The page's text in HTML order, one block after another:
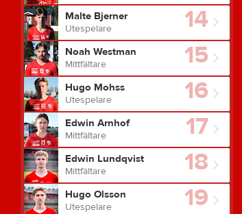
14
Malte Bjerner
Utespelare
15
Noah Westman
Mittfältare
16
Hugo Mohss
Utespelare
17
Edwin Arnhof
Mittfältare
18
Edwin Lundqvist
Mittfältare
19
Hugo Olsson
Utespelare